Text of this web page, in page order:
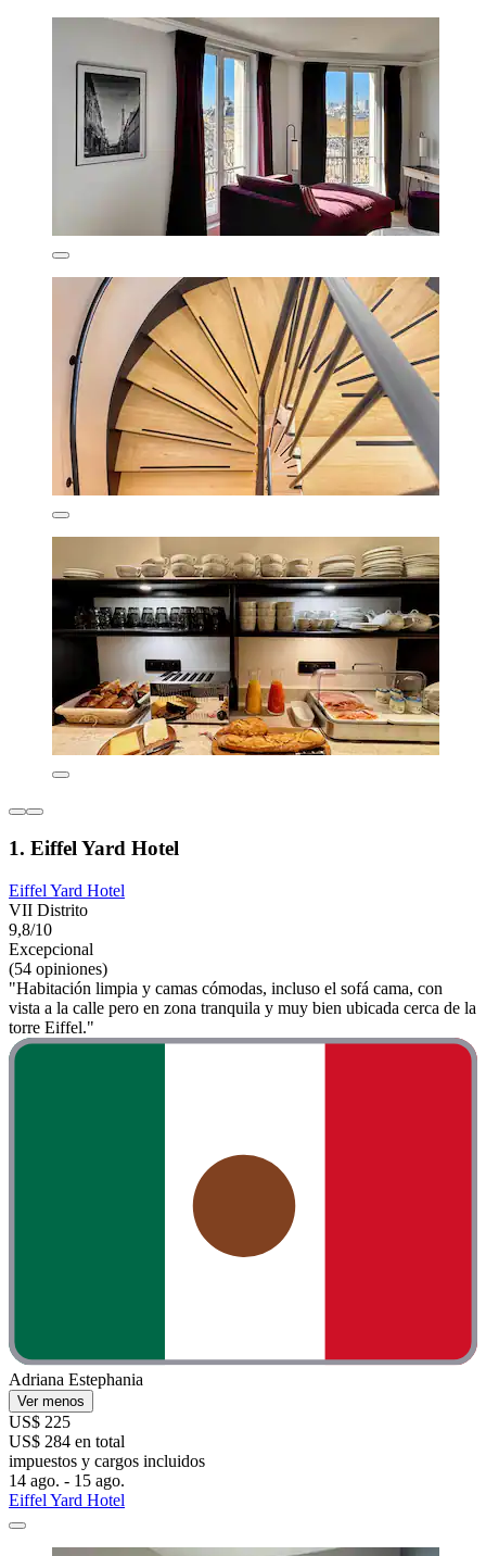
1. Eiffel Yard Hotel
Eiffel Yard Hotel
VII Distrito
9,8/10
Excepcional
(54 opiniones)
"Habitación limpia y camas cómodas, incluso el sofá cama, con
vista a la calle pero en zona tranquila y muy bien ubicada cerca de la
torre Eiffel."
Adriana Estephania
Ver menos
US$ 225
US$ 284 en total
impuestos y cargos incluidos
14 ago. - 15 ago.
Eiffel Yard Hotel